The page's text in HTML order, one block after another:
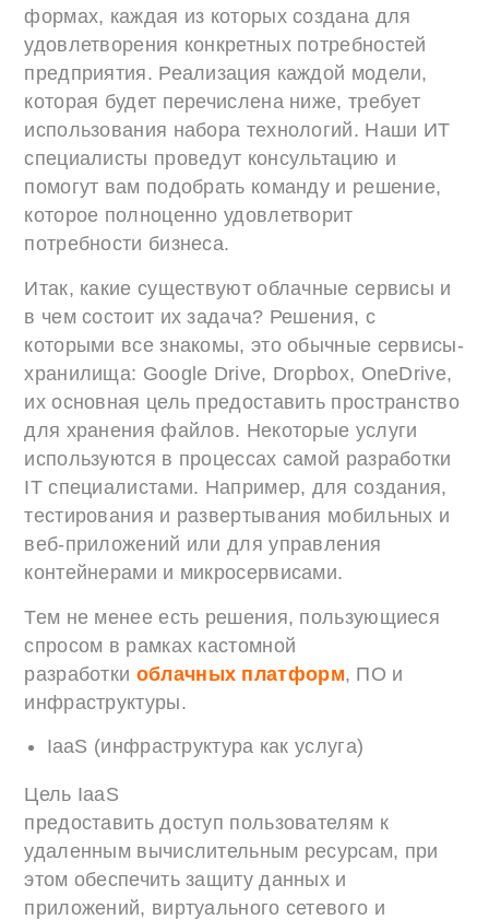
формах, каждая из которых создана для
удовлетворения конкретных потребностей
предприятия. Реализация каждой модели,
которая будет перечислена ниже, требует
использования набора технологий. Наши ИТ
специалисты проведут консультацию и
помогут вам подобрать команду и решение,
которое полноценно удовлетворит
потребности бизнеса.
Итак, какие существуют облачные сервисы и
в чем состоит их задача? Решения, с
которыми все знакомы, это обычные сервисы-
хранилища: Google Drive, Dropbox, OneDrive,
их основная цель предоставить пространство
для хранения файлов. Некоторые услуги
используются в процессах самой разработки
IT специалистами. Например, для создания,
тестирования и развертывания мобильных и
веб-приложений или для управления
контейнерами и микросервисами.
Тем не менее есть решения, пользующиеся
спросом в рамках кастомной
разработки облачных платформ, ПО и
инфраструктуры.
IaaS (инфраструктура как услуга)
Цель IaaS
предоставить доступ пользователям к
удаленным вычислительным ресурсам, при
этом обеспечить защиту данных и
приложений, виртуального сетевого и